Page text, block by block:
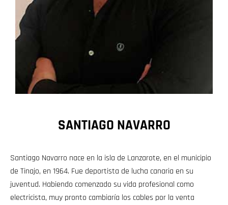
SANTIAGO NAVARRO
Santiago Navarro nace en la isla de Lanzarote, en el municipio
de Tinajo, en 1964. Fue deportista de lucha canaria en su
juventud. Habiendo comenzado su vida profesional como
electricista, muy pronto cambiaría los cables por la venta